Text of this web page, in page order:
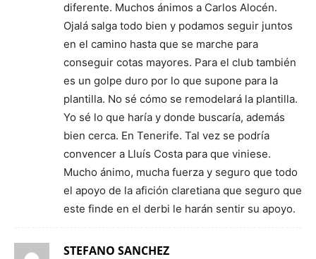
diferente. Muchos ánimos a Carlos Alocén.
Ojalá salga todo bien y podamos seguir juntos
en el camino hasta que se marche para
conseguir cotas mayores. Para el club también
es un golpe duro por lo que supone para la
plantilla. No sé cómo se remodelará la plantilla.
Yo sé lo que haría y donde buscaría, además
bien cerca. En Tenerife. Tal vez se podría
convencer a Lluís Costa para que viniese.
Mucho ánimo, mucha fuerza y seguro que todo
el apoyo de la afición claretiana que seguro que
este finde en el derbi le harán sentir su apoyo.
STEFANO SANCHEZ